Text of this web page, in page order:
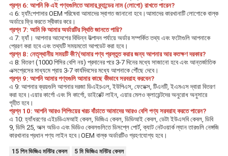
প্রশ্ন 6: আপনি কি এই পণ্যগুলিতে আমার ব্র্যান্ডের নাম (লোগো) রাখতে পারেন?
এ 6: হ্যাঁ!পেশাদার OEM পরিষেবা আমাদের স্বাগত জানানো হবে।আমাদের কারখানাটি লোগোকে বাল্ক
অর্ডারে ফ্রি করতে স্বীকার করে।
প্রশ্ন 7: আমি কি আমার অর্ডারটির স্থিতি জানতে পারি?
এ 7: হ্যাঁ। আপনার আদেশের বিভিন্ন উত্পাদন পর্যায়ে অর্ডার সম্পর্কিত তথ্য এবং ফটোগুলি আপনাকে
প্রেরণ করা হবে এবং তথ্যটি সময়মতো আপডেট করা হবে।
প্রশ্ন 8: নেতৃস্থানীয় সময়টি কী?(আমার পণ্য প্রস্তুত করার জন্য আপনার আর কতক্ষণ দরকার?
এ 8: বিতরণ (1000 পিসির বেশি নয়) প্রদানের পরে 3-7 দিনের মধ্যে সাজানো হবে এবং আন্তর্জাতিক
এক্সপ্রেসের মাধ্যমে প্রায় 3-7 কার্যদিবসের মধ্যে আপনাকে পৌঁছে দেবে।
প্রশ্ন 9: আপনি আমার পণ্যগুলি আমার কাছে কীভাবে সরবরাহ করবেন?
এ 9: আপনার ক্রয়গুলি আপনার দরজা ডিএইচএল, ইউপিএস, ফেডেক্স, টিএনটি, ইএমএস দ্বারা বিতরণ
করা হবে।এয়ার কার্গো এবং সি কার্গো, ডাইরেক্ট লাইন, এয়ার মেলও ক্লায়েন্টদের অনুরোধ অনুসারে
গৃহীত হবে।
প্রশ্ন 10: আপনি আরও শিপিংয়ের খরচ বাঁচাতে আমাদের আরও বেশি পণ্য সরবরাহ করতে পারেন?
এ 10: হ্যাঁধরণের এইচডিএমআই কেবল, ভিজিএ কেবল, ডিভিআই কেবল, ডেটা ইউএসবি কেবল, ডিবি
9, ডিসি 25, অক্স অডিও এবং ভিডিও কেবলগুলিতে ডিসপ্লে পোর্ট, ক্যাট নেটওয়ার্ক ল্যান তারগুলি নেঙ্গজি
কারখানার প্রধান পণ্য লাইন হবে।OEM বাল্ক অর্ডারটিও গ্রহণযোগ্য হবে।
15 পিন ভিজিএ মনিটর কেবল
5 মি ভিজিএ মনিটর কেবল